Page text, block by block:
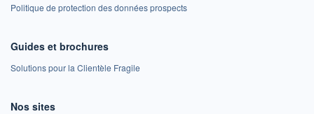
Politique de protection des données prospects
Guides et brochures
Solutions pour la Clientèle Fragile
Nos sites